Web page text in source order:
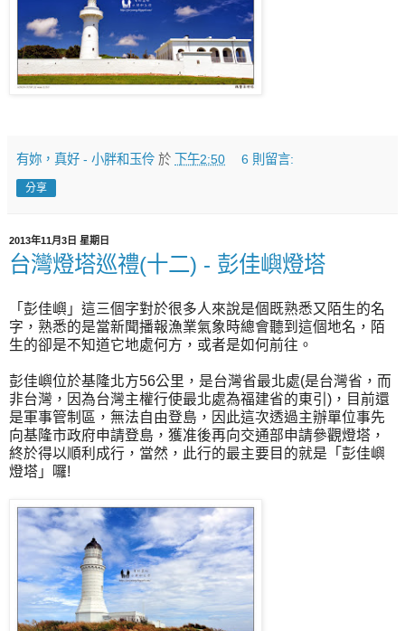
有妳，真好 - 小胖和玉伶 於 下午2:50 6 則留言:
分享
2013年11月3日 星期日
台灣燈塔巡禮(十二) - 彭佳嶼燈塔
「彭佳嶼」這三個字對於很多人來說是個既熟悉又陌生的名
字，熟悉的是當新聞播報漁業氣象時總會聽到這個地名，陌
生的卻是不知道它地處何方，或者是如何前往。
彭佳嶼位於基隆北方56公里，是台灣省最北處(是台灣省，而
非台灣，因為台灣主權行使最北處為福建省的東引)，目前還
是軍事管制區，無法自由登島，因此這次透過主辦單位事先
向基隆市政府申請登島，獲准後再向交通部申請參觀燈塔，
終於得以順利成行，當然，此行的最主要目的就是「彭佳嶼
燈塔」囉!